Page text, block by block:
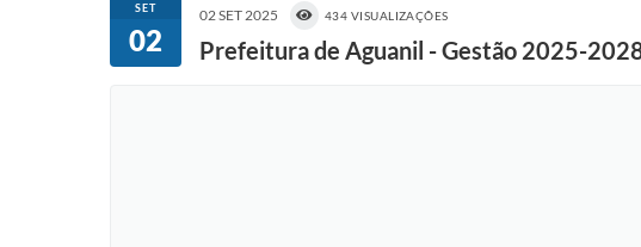
SET
02
02 SET 2025 434 VISUALIZAÇÕES
Prefeitura de Aguanil - Gestão 2025-